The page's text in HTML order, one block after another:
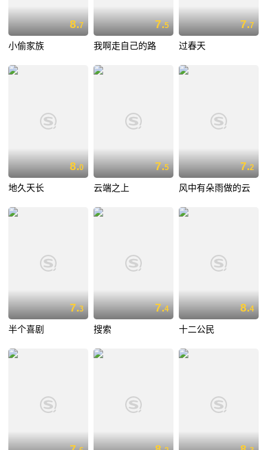
8.7
小偷家族
7.5
我啊走自己的路
7.7
过春天
8.0
地久天长
7.5
云端之上
7.2
风中有朵雨做的云
7.3
半个喜剧
7.4
搜索
8.4
十二公民